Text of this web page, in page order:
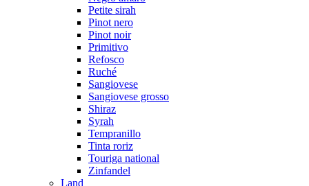
Petite sirah
Pinot nero
Pinot noir
Primitivo
Refosco
Ruché
Sangiovese
Sangiovese grosso
Shiraz
Syrah
Tempranillo
Tinta roriz
Touriga national
Zinfandel
Land